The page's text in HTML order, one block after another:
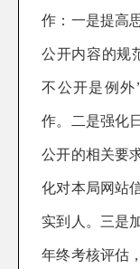
作：一是提高
公开内容的规
不公开是例外
作。 二是强化
公开的相关要
化对本局网站
实到人。三是
年终考核评估